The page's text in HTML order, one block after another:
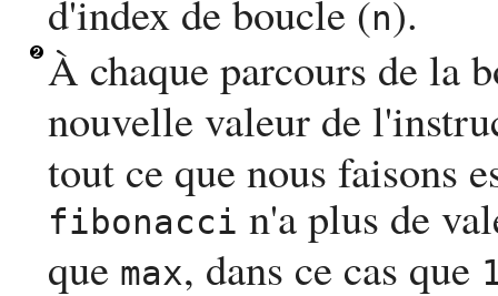
d'index de boucle (n).
À chaque parcours de la
nouvelle valeur de
tout ce que nous faisons
fibonacci n'a plus de
que max, dans ce cas que